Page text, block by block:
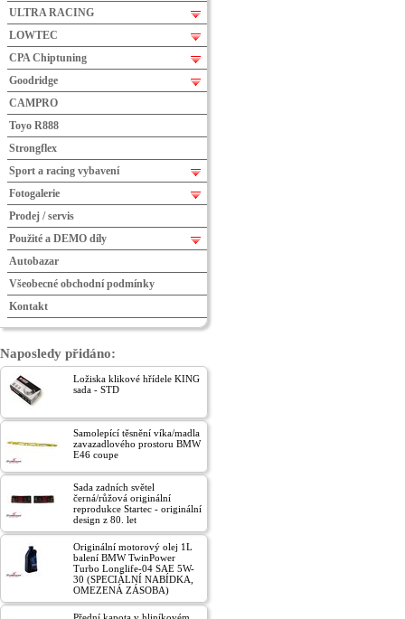
ULTRA RACING
LOWTEC
CPA Chiptuning
Goodridge
CAMPRO
Toyo R888
Strongflex
Sport a racing vybavení
Fotogalerie
Prodej / servis
Použité a DEMO díly
Autobazar
Všeobecné obchodní podmínky
Kontakt
Naposledy přidáno:
Ložiska klikové hřídele KING
sada - STD
Samolepící těsnění víka/madla
zavazadlového prostoru BMW
E46 coupe
Sada zadních světel
černá/růžová originální
reprodukce Startec - originální
design z 80. let
Originální motorový olej 1L
balení BMW TwinPower
Turbo Longlife-04 SAE 5W-
30 (SPECIÁLNÍ NABÍDKA,
OMEZENÁ ZÁSOBA)